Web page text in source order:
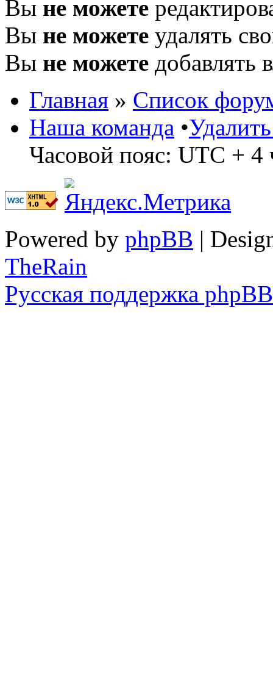
Вы не можете
Вы не можете удалять
Вы не можете добавлять
Главная » Список
Наша команда •
Часовой пояс: UTC + 4
Powered by phpBB |
TheRain
Русская поддержка phpBB